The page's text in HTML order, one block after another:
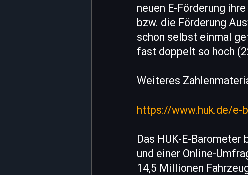
neuen E-Förderung
bzw. die Förderung
schon selbst einmal
fast doppelt so hoch
Weiteres
https://www.huk.de/e-
Das HUK-E-Barometer
und einer Online-
14,5 Millionen